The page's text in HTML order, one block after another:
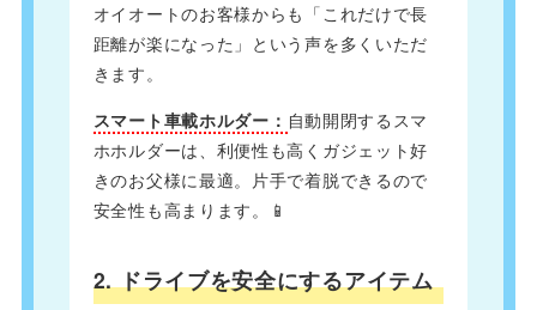
オイオートのお客様からも「これだけで長
距離が楽になった」という声を多くいただ
きます。
スマート車載ホルダー： 自動開閉するスマ
ホホルダーは、利便性も高くガジェット好
きのお父様に最適。片手で着脱できるので
安全性も高まります。📱
2. ドライブを安全にするアイテム